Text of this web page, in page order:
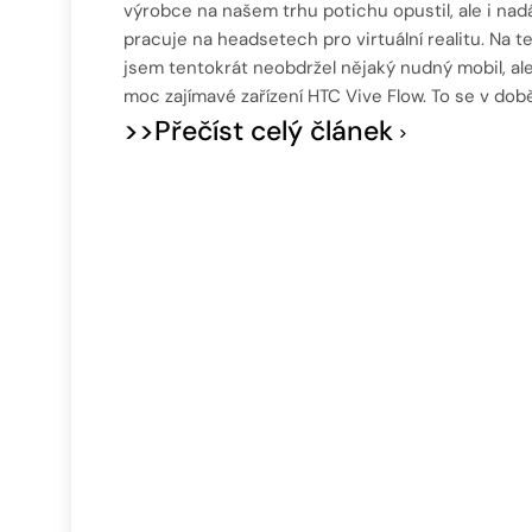
výrobce na našem trhu potichu opustil, ale i
pracuje na headsetech pro virtuální realitu. Na
jsem tentokrát neobdržel nějaký nudný mobil, ale
moc zajímavé zařízení HTC Vive Flow. To se v
>>Přečíst celý článek